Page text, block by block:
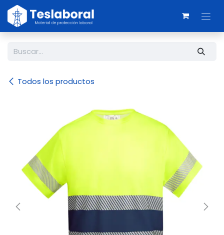
Ir al contenido
Todos los productos